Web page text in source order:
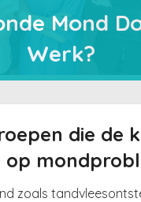
Mond
Werk?
die de
zoals